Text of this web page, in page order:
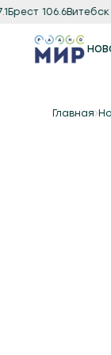
106.6 Витебск 101.8
Главная